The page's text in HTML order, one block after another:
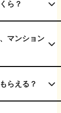
ら？
マンション
らえる？